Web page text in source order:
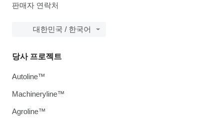
판매자 연락처
대한민국 / 한국어
당사 프로젝트
Autoline™
Machineryline™
Agroline™